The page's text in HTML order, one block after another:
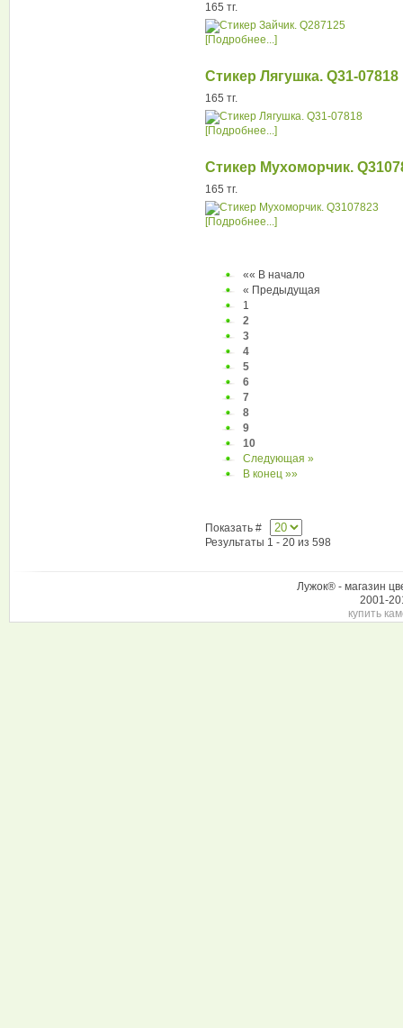
165 тг.
[Подробнее...]
Стикер Лягушка. Q31-07818
165 тг.
[Подробнее...]
Стикер Мухоморчик.
165 тг.
[Подробнее...]
«« В начало
« Предыдущая
1
2
3
4
5
6
7
8
9
10
Следующая »
В конец »»
Показать #
Результаты 1 - 20 из 598
Лужок® - магазин
2001-
купить